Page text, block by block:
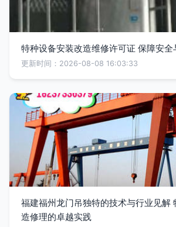
特种设备安装改造维修许可证 保障安
更新时间：2026-08-08 16:03:33
福建福州龙门吊独特的技术与行业见解
造修理的卓越实践